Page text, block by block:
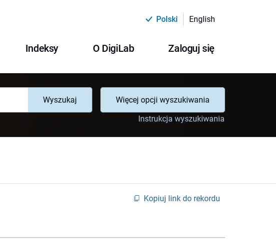
Polski English
Indeksy O DigiLab Zaloguj się
Wyszukaj
Więcej opcji wyszukiwania
Instrukcja wyszukiwania
Kopiuj link do rekordu